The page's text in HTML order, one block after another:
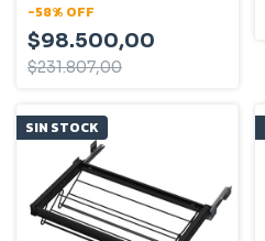
-58% OFF
$98.500,00
$231.807,00
SIN STOCK